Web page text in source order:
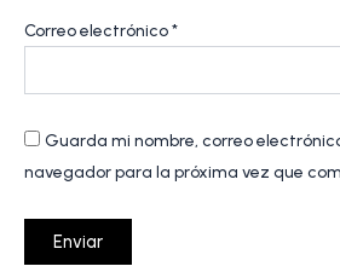
Correo electrónico*
Guarda mi nombre, correo
navegador para la próxima vez que